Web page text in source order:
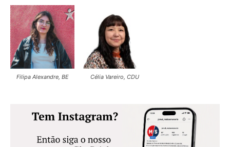
Filipa Alexandre, BE Célia Vareiro, CDU